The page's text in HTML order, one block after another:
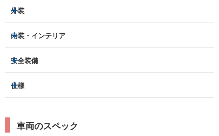
外装
LEDヘッドライト
アルミホイール：あり
サンルーフ/ガラスルーフ
ルーフレール
内装・インテリア
3列シート
ベンチシート
パワーシート
シートヒーター
安全装備
トラクションコントロール
レーンキープアシスト
横滑り防止装置
衝突被害軽減プレーキ
仕様
車両のスペック